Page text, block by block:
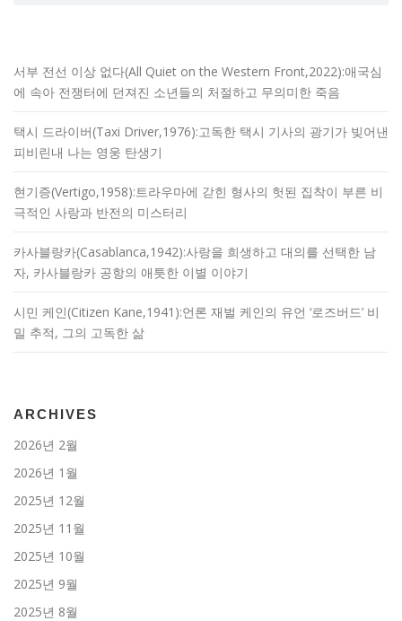
서부 전선 이상 없다(All Quiet on the Western Front,2022):애국심
에 속아 전쟁터에 던져진 소년들의 처절하고 무의미한 죽음
택시 드라이버(Taxi Driver,1976):고독한 택시 기사의 광기가 빚어낸
피비린내 나는 영웅 탄생기
현기증(Vertigo,1958):트라우마에 갇힌 형사의 헛된 집착이 부른 비
극적인 사랑과 반전의 미스터리
카사블랑카(Casablanca,1942):사랑을 희생하고 대의를 선택한 남
자, 카사블랑카 공항의 애틋한 이별 이야기
시민 케인(Citizen Kane,1941):언론 재벌 케인의 유언 ‘로즈버드’ 비
밀 추적, 그의 고독한 삶
ARCHIVES
2026년 2월
2026년 1월
2025년 12월
2025년 11월
2025년 10월
2025년 9월
2025년 8월